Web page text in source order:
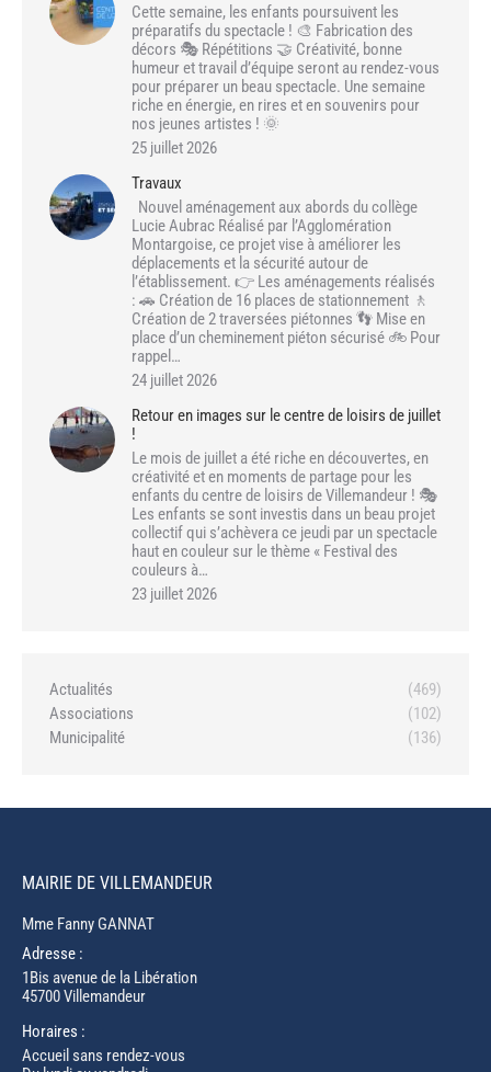
Cette semaine, les enfants poursuivent les
préparatifs du spectacle ! 🎨 Fabrication des
décors 🎭 Répétitions 🤝 Créativité, bonne
humeur et travail d’équipe seront au rendez-vous
pour préparer un beau spectacle. Une semaine
riche en énergie, en rires et en souvenirs pour
nos jeunes artistes ! 🌞
25 juillet 2026
Travaux
Nouvel aménagement aux abords du collège
Lucie Aubrac Réalisé par l’Agglomération
Montargoise, ce projet vise à améliorer les
déplacements et la sécurité autour de
l’établissement. 👉 Les aménagements réalisés
: 🚗 Création de 16 places de stationnement 🚶
Création de 2 traversées piétonnes 👣 Mise en
place d’un cheminement piéton sécurisé 🚲 Pour
rappel…
24 juillet 2026
Retour en images sur le centre de loisirs de juillet
!
Le mois de juillet a été riche en découvertes, en
créativité et en moments de partage pour les
enfants du centre de loisirs de Villemandeur ! 🎭
Les enfants se sont investis dans un beau projet
collectif qui s’achèvera ce jeudi par un spectacle
haut en couleur sur le thème « Festival des
couleurs à…
23 juillet 2026
Actualités
(469)
Associations
(102)
Municipalité
(136)
MAIRIE DE VILLEMANDEUR
Mme Fanny GANNAT
Adresse :
1Bis avenue de la Libération
45700 Villemandeur
Horaires :
Accueil sans rendez-vous